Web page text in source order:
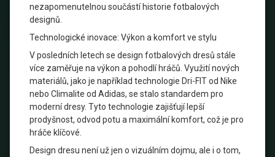
nezapomenutelnou součástí historie fotbalových
designů.
Technologické inovace: Výkon a komfort ve stylu
V posledních letech se design fotbalových dresů stále
více zaměřuje na výkon a pohodlí hráčů. Využití nových
materiálů, jako je například technologie Dri-FIT od Nike
nebo Climalite od Adidas, se stalo standardem pro
moderní dresy. Tyto technologie zajišťují lepší
prodyšnost, odvod potu a maximální komfort, což je pro
hráče klíčové.
Design dresu není už jen o vizuálním dojmu, ale i o tom,